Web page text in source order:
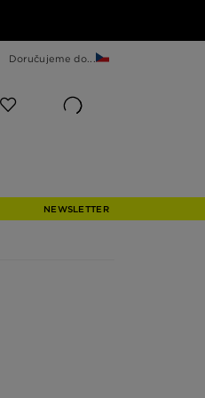
Doručujeme do...
NEWSLETTER